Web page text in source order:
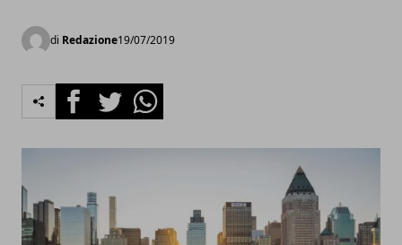
di Redazione19/07/2019
FacebookTwitterWhatsapp